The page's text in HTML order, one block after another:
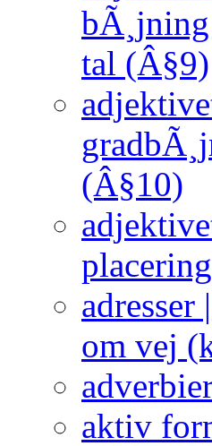
tal (Â§9)
(Â§10)
adresser
om vej
aktiv